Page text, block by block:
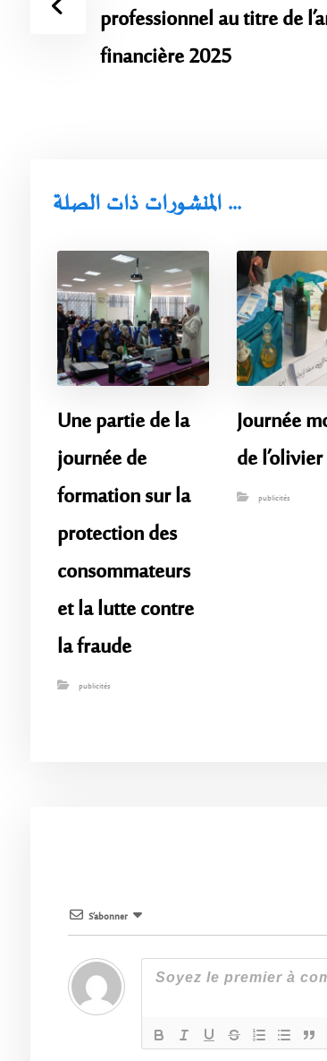
professionnel au titre de
financière 2025
المنشورات ذات الصلة ...
Une partie de la
journée de
formation sur la
protection des
consommateurs
et la lutte contre
la fraude
publicités
Journée
de l’olivier
publicités
S’abonner